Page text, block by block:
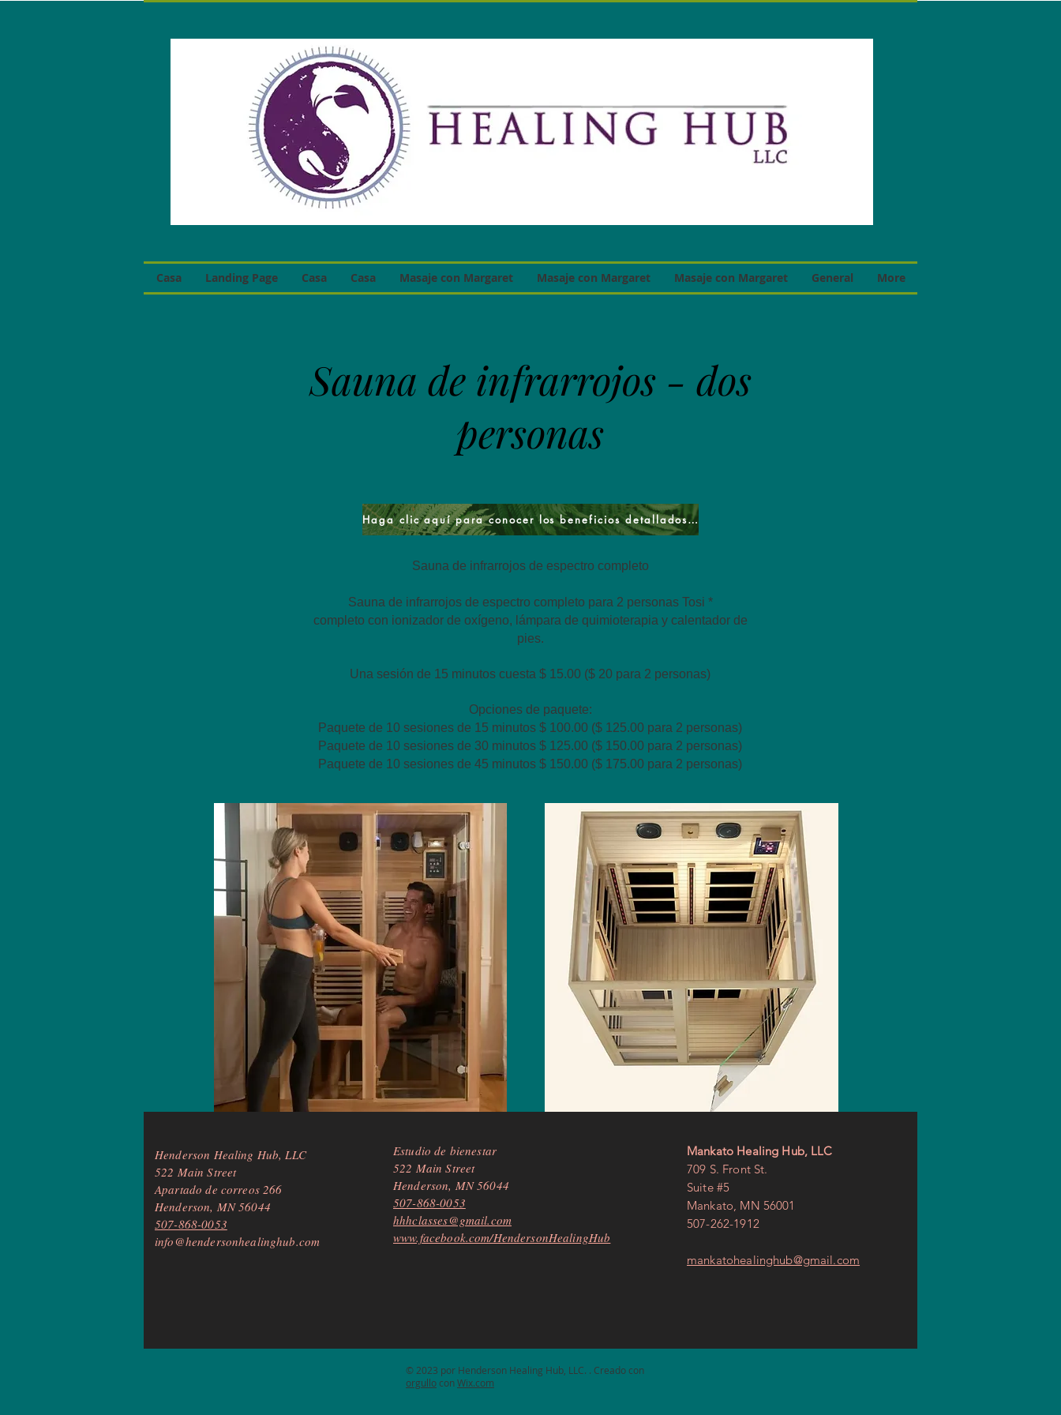
Casa Landing Page Casa Casa Masaje con Margaret Masaje con Margaret Masaje con Margaret General More
Sauna de infrarrojos - dos
personas
Haga clic aquí para conocer los beneficios detallados de la sauna
Sauna de infrarrojos de espectro completo
Sauna de infrarrojos de espectro completo para 2 personas Tosi *
completo con ionizador de oxígeno, lámpara de quimioterapia y calentador de
pies.
Una sesión de 15 minutos cuesta $ 15.00 ($ 20 para 2 personas)
Opciones de paquete:
Paquete de 10 sesiones de 15 minutos $ 100.00 ($ 125.00 para 2 personas)
Paquete de 10 sesiones de 30 minutos $ 125.00 ($ 150.00 para 2 personas)
Paquete de 10 sesiones de 45 minutos $ 150.00 ($ 175.00 para 2 personas)
Henderson Healing Hub, LLC
522 Main Street
Apartado de correos 266
Henderson, MN 56044
507-868-0053
info@hendersonhealinghub.com
Mankato Healing Hub, LLC
709 S. Front St.
Suite #5
Mankato, MN 56001
507-262-1912
mankatohealinghub@gmail.com
Estudio de bienestar
522 Main Street
Henderson, MN 56044
507-868-0053
hhhclasses@gmail.com
www.facebook.com/HendersonHealingHub
© 2023 por Henderson Healing Hub, LLC. . Creado con
orgullo conWix.com